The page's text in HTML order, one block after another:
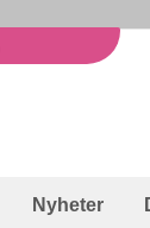
Nyheter